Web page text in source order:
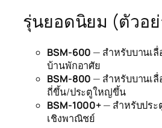
รุ่นยอดนิยม (ตัวอย่
BSM‑600 — สำหรับบานเลื่
บ้านพักอาศัย
BSM‑800 — สำหรับบานเลื่
ถี่ขึ้น/ประตูใหญ่ขึ้น
BSM‑1000+— สำหรับปร
เชิงพาณิชย์